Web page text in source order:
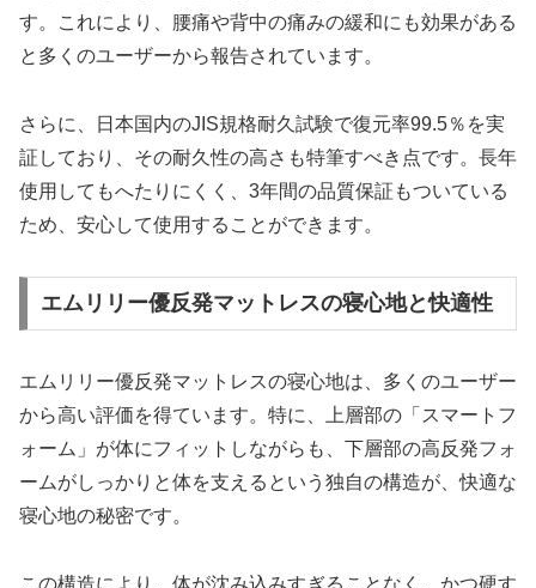
す。これにより、腰痛や背中の痛みの緩和にも効果がある
と多くのユーザーから報告されています。
さらに、日本国内のJIS規格耐久試験で復元率99.5％を実
証しており、その耐久性の高さも特筆すべき点です。長年
使用してもへたりにくく、3年間の品質保証もついている
ため、安心して使用することができます。
エムリリー優反発マットレスの寝心地と快適性
エムリリー優反発マットレスの寝心地は、多くのユーザー
から高い評価を得ています。特に、上層部の「スマートフ
ォーム」が体にフィットしながらも、下層部の高反発フォ
ームがしっかりと体を支えるという独自の構造が、快適な
寝心地の秘密です。
この構造により、体が沈み込みすぎることなく、かつ硬す